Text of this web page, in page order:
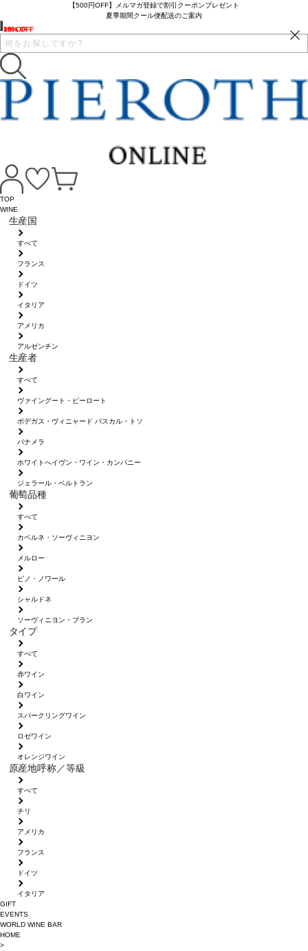
【500円OFF】メルマガ登録で割引クーポンプレゼント
夏季期間クール便配送のご案内
TOP
WINE
生産国
すべて
フランス
ドイツ
イタリア
アメリカ
アルゼンチン
生産者
すべて
ヴァイングート・ピーロート
ボデガス・ヴィニャード パスカル・トソ
パナメラ
ホワイトへイヴン・ワイン・カンパニー
ジェラール・ベルトラン
葡萄品種
すべて
カベルネ・ソーヴィニヨン
メルロー
ピノ・ノワール
シャルドネ
ソーヴィニヨン・ブラン
タイプ
すべて
赤ワイン
白ワイン
スパークリングワイン
ロゼワイン
オレンジワイン
原産地呼称／等級
すべて
チリ
アメリカ
フランス
ドイツ
イタリア
GIFT
EVENTS
WORLD WINE BAR
HOME
>
15% OFF
10% OFF
2% OFF
10% OFF
9% OFF